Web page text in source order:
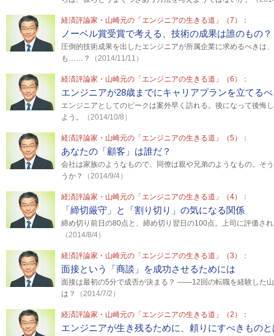
経済評論家・山崎元の「エンジニアの生きる道」（7）：
ノーベル賞受賞で考える、技術の成果は誰のもの？
圧倒的技術成果を出したエンジニアが所属企業に求めるべきは
も……？
（2014/11/11）
経済評論家・山崎元の「エンジニアの生きる道」（6）：
エンジニアが28歳までにキャリアプランを立てる
エンジニアとしてのピークは案外早く訪れる。後になって後悔
よう。
（2014/10/8）
経済評論家・山崎元の「エンジニアの生きる道」（5）：
あなたの「顧客」は誰だ？
会社は家族のようなもので、同僚は親や兄弟のようなもの。そ
うか？
（2014/9/4）
経済評論家・山崎元の「エンジニアの生きる道」（4）：
「締切厳守」と「割り切り」の気になる関係
締め切り前日の80点と、締め切り翌日の100点。上司に評価さ
（2014/8/4）
経済評論家・山崎元の「エンジニアの生きる道」（3）：
面接という「商談」を成功させるためには
面接は最初の5分で成否が決まる？ ――12回の転職を経験した
は？
（2014/7/2）
経済評論家・山崎元の「エンジニアの生きる道」（2）：
エンジニアが生き残るために、頼りにすべきものと